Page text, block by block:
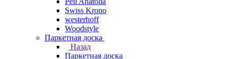
Swiss Krono
westerhoff
Woodstyle
Паркетная доска
Назад
Паркетная доска